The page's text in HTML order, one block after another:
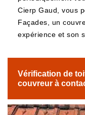
Cierp Gaud, vous
Façades, un
expérience et son
Vérification de
couvreur à